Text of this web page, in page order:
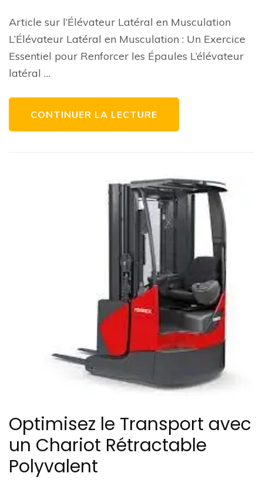
Épaules
avec
Latéral
en
Musculation
Article sur l’Élévateur Latéral en Musculation
L’Élévateur Latéral en Musculation : Un Exercice
Essentiel pour Renforcer les Épaules L’élévateur
latéral …
CONTINUER LA LECTURE
Optimisez le Transport avec
un Chariot Rétractable
Polyvalent